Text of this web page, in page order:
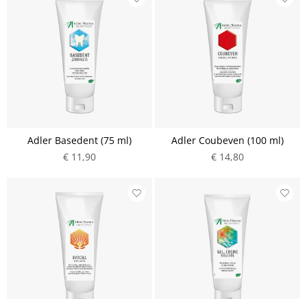
Adler Basedent (75 ml)
€ 11,90
Adler Coubeven (100 ml)
€ 14,80